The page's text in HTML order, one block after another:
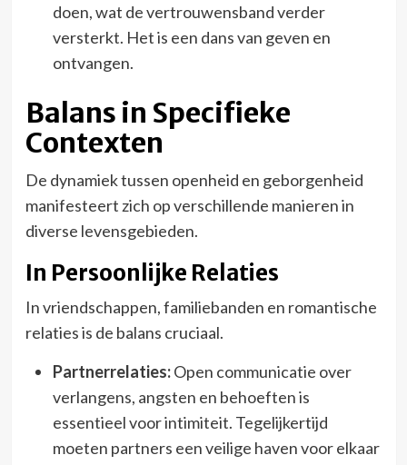
doen, wat de vertrouwensband verder
versterkt. Het is een dans van geven en
ontvangen.
Balans in Specifieke
Contexten
De dynamiek tussen openheid en geborgenheid
manifesteert zich op verschillende manieren in
diverse levensgebieden.
In Persoonlijke Relaties
In vriendschappen, familiebanden en romantische
relaties is de balans cruciaal.
Partnerrelaties:Open communicatie over
verlangens, angsten en behoeften is
essentieel voor intimiteit. Tegelijkertijd
moeten partners een veilige haven voor elkaar